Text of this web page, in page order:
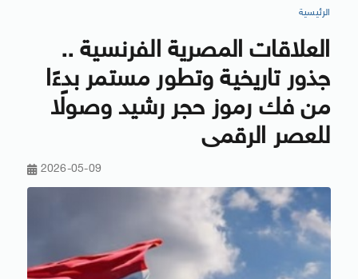
الرئيسية
العلاقات المصرية الفرنسية ..
جذور تاريخية وتطور مستمر بدءًا
من فك رموز حجر رشيد وصولًا
للعصر الرقمى
2026-05-09